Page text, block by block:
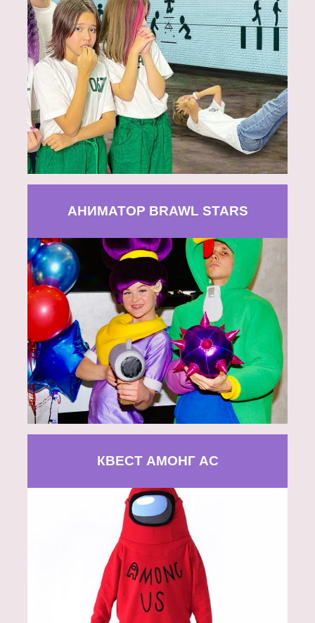
АНИМАТОР BRAWL STARS
КВЕСТ АМОНГ АС